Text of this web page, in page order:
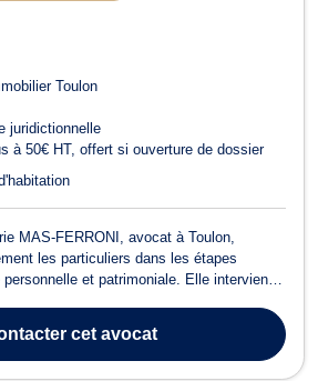
Toulon
juridictionnelle
à 50€ HT, offert si ouverture de dossier
MAS-FERRONI, avocat à Toulon,
les particuliers dans les étapes
et patrimoniale. Elle intervient
concernant les véhicules. Son approche
cet avocat